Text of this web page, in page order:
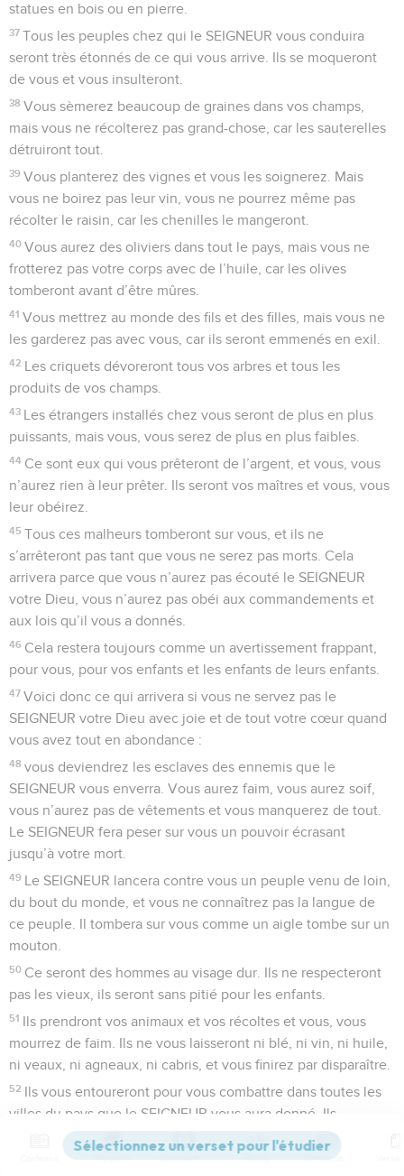
statues en bois ou en pierre.
37 Tous les peuples chez qui le SEIGNEUR vous conduira
seront très étonnés de ce qui vous arrive. Ils se moqueront
de vous et vous insulteront.
38 Vous sèmerez beaucoup de graines dans vos champs,
mais vous ne récolterez pas grand-chose, car les sauterelles
détruiront tout.
39 Vous planterez des vignes et vous les soignerez. Mais
vous ne boirez pas leur vin, vous ne pourrez même pas
récolter le raisin, car les chenilles le mangeront.
40 Vous aurez des oliviers dans tout le pays, mais vous ne
frotterez pas votre corps avec de l’huile, car les olives
tomberont avant d’être mûres.
41 Vous mettrez au monde des fils et des filles, mais vous ne
les garderez pas avec vous, car ils seront emmenés en exil.
42 Les criquets dévoreront tous vos arbres et tous les
produits de vos champs.
43 Les étrangers installés chez vous seront de plus en plus
puissants, mais vous, vous serez de plus en plus faibles.
44 Ce sont eux qui vous prêteront de l’argent, et vous, vous
n’aurez rien à leur prêter. Ils seront vos maîtres et vous, vous
leur obéirez.
45 Tous ces malheurs tomberont sur vous, et ils ne
s’arrêteront pas tant que vous ne serez pas morts. Cela
arrivera parce que vous n’aurez pas écouté le SEIGNEUR
votre Dieu, vous n’aurez pas obéi aux commandements et
aux lois qu’il vous a donnés.
46 Cela restera toujours comme un avertissement frappant,
pour vous, pour vos enfants et les enfants de leurs enfants.
47 Voici donc ce qui arrivera si vous ne servez pas le
SEIGNEUR votre Dieu avec joie et de tout votre cœur quand
vous avez tout en abondance :
48 vous deviendrez les esclaves des ennemis que le
SEIGNEUR vous enverra. Vous aurez faim, vous aurez soif,
vous n’aurez pas de vêtements et vous manquerez de tout.
Le SEIGNEUR fera peser sur vous un pouvoir écrasant
jusqu’à votre mort.
49 Le SEIGNEUR lancera contre vous un peuple venu de loin,
du bout du monde, et vous ne connaîtrez pas la langue de
ce peuple. Il tombera sur vous comme un aigle tombe sur un
mouton.
50 Ce seront des hommes au visage dur. Ils ne respecteront
pas les vieux, ils seront sans pitié pour les enfants.
51 Ils prendront vos animaux et vos récoltes et vous, vous
mourrez de faim. Ils ne vous laisseront ni blé, ni vin, ni huile,
ni veaux, ni agneaux, ni cabris, et vous finirez par disparaître.
52 Ils vous entoureront pour vous combattre dans toutes les
villes du pays que le SEIGNEUR vous aura donné. Ils
lutteront contre vous jusqu’à la destruction des grands murs
de défense derrière lesquels vous vous croirez à l’abri.
Versions Commentaires Strong